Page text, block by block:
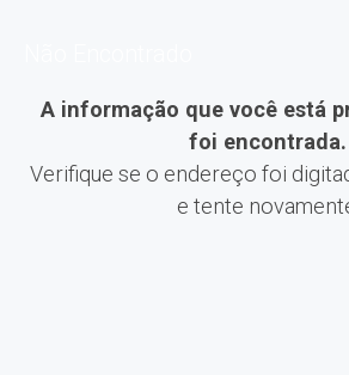
A informação que você está
foi encontrada.
Verifique se o endereço foi
e tente